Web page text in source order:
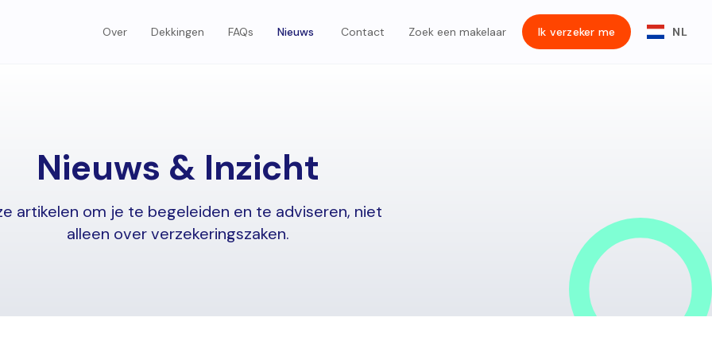
Over Dekkingen FAQs Nieuws Contact Zoek een makelaar Ik verzeker me NL
Nieuws & Inzicht
artikelen om je te begeleiden en te adviseren, niet
alleen over verzekeringszaken.